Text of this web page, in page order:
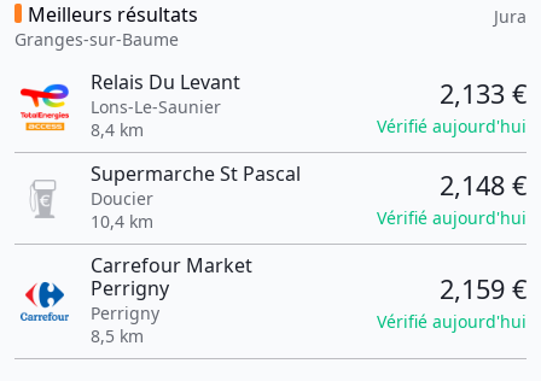
Meilleurs résultats
Granges-sur-Baume
Jura
Relais Du Levant
Lons-Le-Saunier
8,4 km
2,133 €
Vérifié aujourd'hui
Supermarche St Pascal
Doucier
10,4 km
2,148 €
Vérifié aujourd'hui
Carrefour Market
Perrigny
Perrigny
8,5 km
2,159 €
Vérifié aujourd'hui